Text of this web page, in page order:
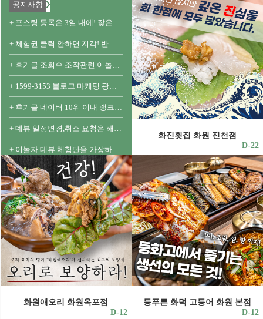
공지사항
+ 포스팅 등록은 3일 내에! 잦은 예약 변경은 다음 선정시 패널티가 부과될 수 있습니다!
+ 체험권 클릭 안하면 지각! 반드시 점주님에게 [데뷰 체험권]을 보여 주세요!
+ 후기글 조회수 조작관련 이놀자 데뷰 체험단 선정 기준 안내
+ 1599-3153 블로그 마케팅 광고 문의
+ 후기글 네이버 10위 이내 랭크시 자동문자 발송
+ 데뷰 일정변경,취소 요청은 해당 데뷰-문의란을 이용해주세요
+ 이놀자 데뷰 체험단을 가장하고 광고주를 가로채는 비양심적 행위를 멈춰주세요.
+ 베스트 후기글 선정기준
+ 이놀자 마케팅을 소개 후 계약성사시 지원금을 드립니다.
+ 안내 - 이놀자 안내문
화진횟집 화원 진천점
D-22
화원애오리 화원옥포점
D-12
등푸른 화덕 고등어 화원 본점
D-12